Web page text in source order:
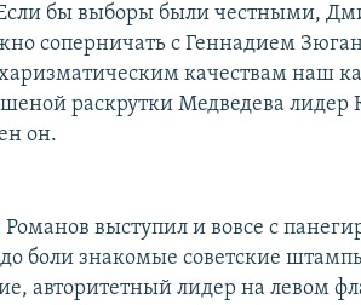
бы выборы были честными,
соперничать с Геннадием
качествам наш
раскрутки Медведева
он.
выступил и вовсе с
боли знакомые советские
авторитетный лидер на левом